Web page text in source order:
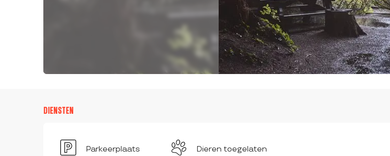
DIENSTEN
Parkeerplaats Dieren toegelaten